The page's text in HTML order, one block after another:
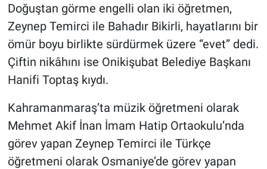
Doğuştan görme engelli olan iki öğretmen,
Zeynep Temirci ile Bahadır Bikirli, hayatlarını bir
ömür boyu birlikte sürdürmek üzere “evet” dedi.
Çiftin nikâhını ise Onikişubat Belediye Başkanı
Hanifi Toptaş kıydı.
Kahramanmaraş’ta müzik öğretmeni olarak
Mehmet Akif İnan İmam Hatip Ortaokulu’nda
görev yapan Zeynep Temirci ile Türkçe
öğretmeni olarak Osmaniye’de görev yapan